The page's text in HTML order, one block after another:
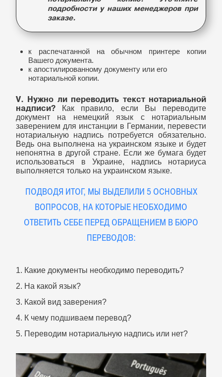
подробности у наших менеджеров при
заказе.
к распечатанной на обычном принтере копии
Вашего документа.
к апостилированному документу или его
нотариальной копии.
V. Нужно ли переводить текст нотариальной
надписи? Как правило, если Вы переводите
документ на немецкий язык с нотариальным
заверением для инстанции в Германии, перевести
нотариальную надпись потребуется обязательно.
Ведь она выполнена на украинском языке и будет
непонятна в другой стране. Если же бумага будет
использоваться в Украине, надпись нотариуса
выполняется только на украинском языке.
ПОДВОДЯ ИТОГ, МЫ ВЫДЕЛИЛИ 5 ОСНОВНЫХ
ВОПРОСОВ, НА КОТОРЫЕ НЕОБХОДИМО
ОТВЕТИТЬ СЕБЕ ПЕРЕД ОБРАЩЕНИЕМ В БЮРО
ПЕРЕВОДОВ:
1. Какие документы необходимо переводить?
2. На какой язык?
3. Какой вид заверения?
4. К чему подшиваем перевод?
5. Переводим нотариальную надпись или нет?